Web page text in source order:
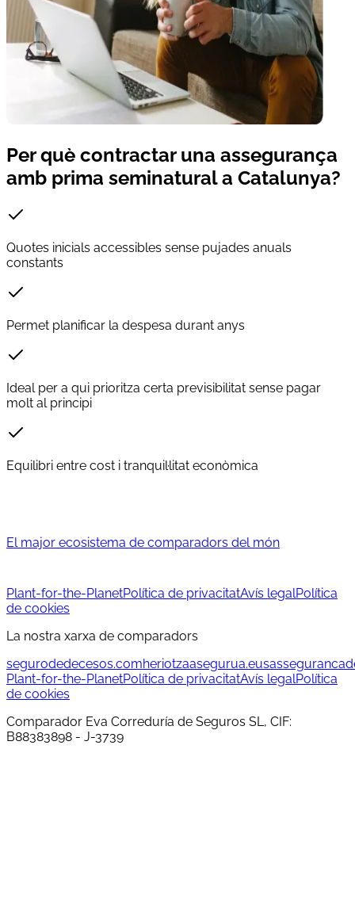
Per què contractar una assegurança
amb prima seminatural a Catalunya?
Quotes inicials accessibles sense pujades anuals
constants
Permet planificar la despesa durant anys
Ideal per a qui prioritza certa previsibilitat sense pagar
molt al principi
Equilibri entre cost i tranquil·litat econòmica
El major ecosistema de comparadors del món
Plant-for-the-PlanetPolítica de privacitatAvís legalPolítica
de cookies
La nostra xarxa de comparadors
segurodedecesos.comheriotzaasegurua.eus
Plant-for-the-PlanetPolítica de privacitatAvís legalPolítica
de cookies
Comparador Eva Correduría de Seguros SL, CIF:
B88383898 - J-3739